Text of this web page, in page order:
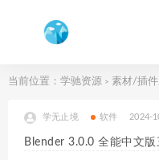
当前位置： 学驰资源 > 素材/插
学无止境 软件 2024-
Blender 3.0.0 全能中文